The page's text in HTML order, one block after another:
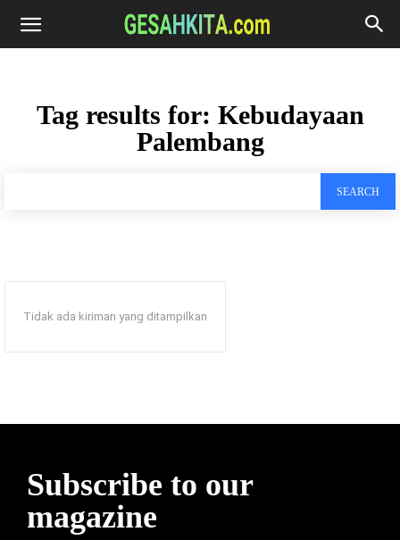
Tag results for: Kebudayaan
Palembang
SEARCH
Tidak ada kiriman yang ditampilkan
Subscribe to our
magazine